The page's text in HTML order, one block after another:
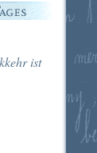
ist